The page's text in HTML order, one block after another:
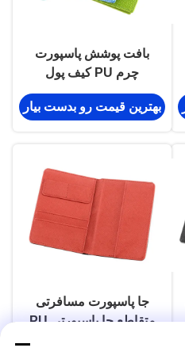
بافت پوشش پاسپورت
چرم PU کیف پول
مستطیل رنگ پنتون
بهترین قیمت رو بدست بیار
جا پاسپورت مسافرتی
متقاطع جا پاسپورتی PU